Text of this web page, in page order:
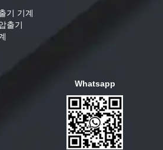
기 기계
출기
Whatsapp